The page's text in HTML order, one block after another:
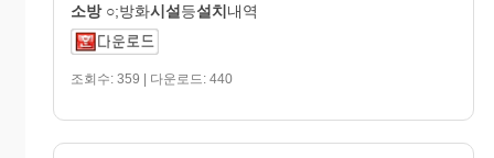
소방○;방화시설등설치내역
조회수: 359 | 다운로드: 440